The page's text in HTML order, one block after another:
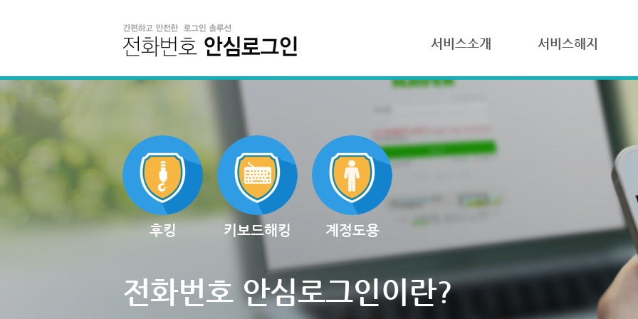
서비스소개 서비스해지
후킹 키보드해킹 계정도용
전화번호 안심로그인이란?